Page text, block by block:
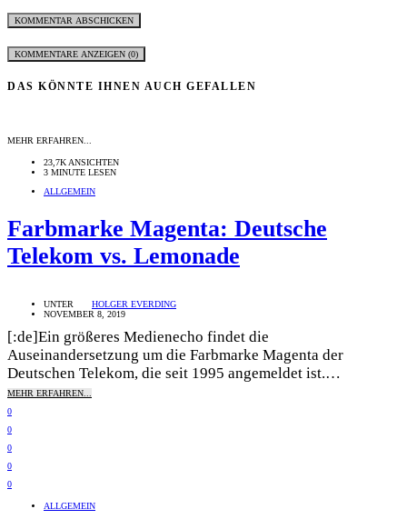
KOMMENTARE ANZEIGEN (0)
DAS KÖNNTE IHNEN AUCH GEFALLEN
MEHR ERFAHREN...
23,7K ANSICHTEN
3 MINUTE LESEN
ALLGEMEIN
Farbmarke Magenta: Deutsche
Telekom vs. Lemonade
UNTER
HOLGER EVERDING
NOVEMBER 8, 2019
[:de]Ein größeres Medienecho findet die
Auseinandersetzung um die Farbmarke Magenta der
Deutschen Telekom, die seit 1995 angemeldet ist.…
MEHR ERFAHREN...
0
0
0
0
0
ALLGEMEIN